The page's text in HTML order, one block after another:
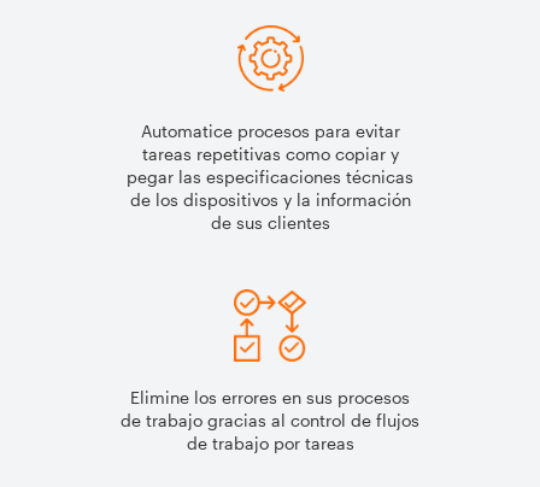
Automatice procesos para evitar
tareas repetitivas como copiar y
pegar las especificaciones técnicas
de los dispositivos y la información
de sus clientes
Elimine los errores en sus procesos
de trabajo gracias al control de flujos
de trabajo por tareas